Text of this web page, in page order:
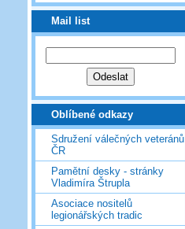
Mail list
Oblíbené odkazy
Sdružení válečných veteránů
ČR
Pamětní desky - stránky
Vladimíra Štrupla
Asociace nositelů
legionářských tradic